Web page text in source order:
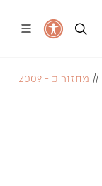
// מחזור כ - 2009